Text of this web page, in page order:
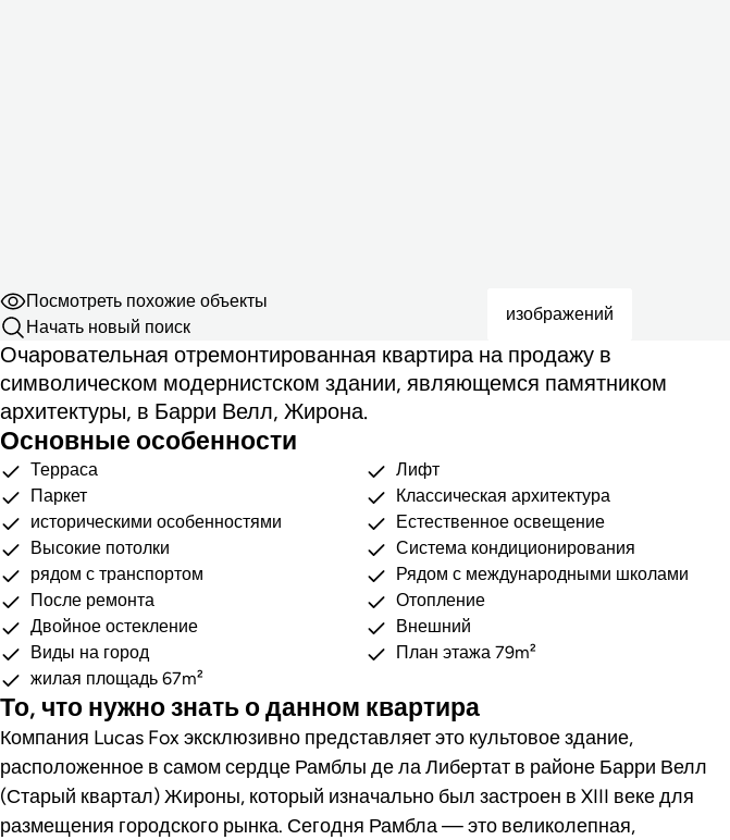
изображений
Посмотреть похожие объекты
Начать новый поиск
Очаровательная отремонтированная квартира на продажу в
символическом модернистском здании, являющемся памятником
архитектуры, в Барри Велл, Жирона.
Основные особенности
Терраса
Лифт
Паркет
Классическая архитектура
историческими особенностями
Естественное освещение
Высокие потолки
Система кондиционирования
рядом с транспортом
Рядом с международными школами
После ремонта
Отопление
Двойное остекление
Внешний
Виды на город
План этажа 79m²
жилая площадь 67m²
То, что нужно знать о данном квартира
Компания Lucas Fox эксклюзивно представляет это культовое здание,
расположенное в самом сердце Рамблы де ла Либертат в районе Барри Велл
(Старый квартал) Жироны, который изначально был застроен в XIII веке для
размещения городского рынка. Сегодня Рамбла — это великолепная,